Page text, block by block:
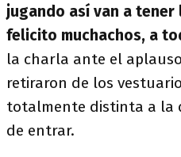
jugando así van a tener
felicito muchachos, a
la charla ante el
retiraron de los
totalmente distinta a la
de entrar.